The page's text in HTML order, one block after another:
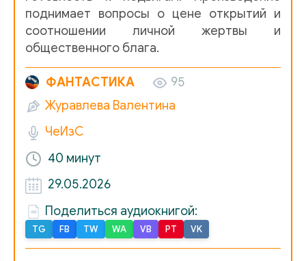
поднимает вопросы о цене открытий и
соотношении личной жертвы и
общественного блага.
ФАНТАСТИКА
95
Журавлева Валентина
ЧеИзС
40 минут
29.05.2026
Поделиться аудиокнигой:
TG FB TW WA VB PT VK